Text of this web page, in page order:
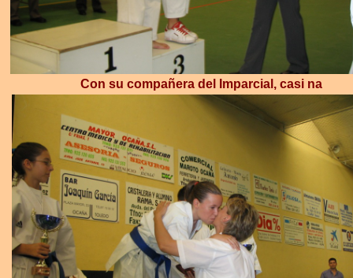
Con su compañera del Imparcial, casi na